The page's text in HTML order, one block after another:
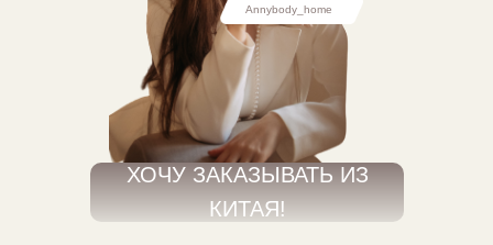
Annybody_home
ХОЧУ ЗАКАЗЫВАТЬ ИЗ
КИТАЯ!